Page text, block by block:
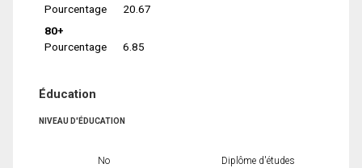
Pourcentage
20.67
80+
Pourcentage
6.85
Éducation
NIVEAU D'ÉDUCATION
No
Diplôme d'études